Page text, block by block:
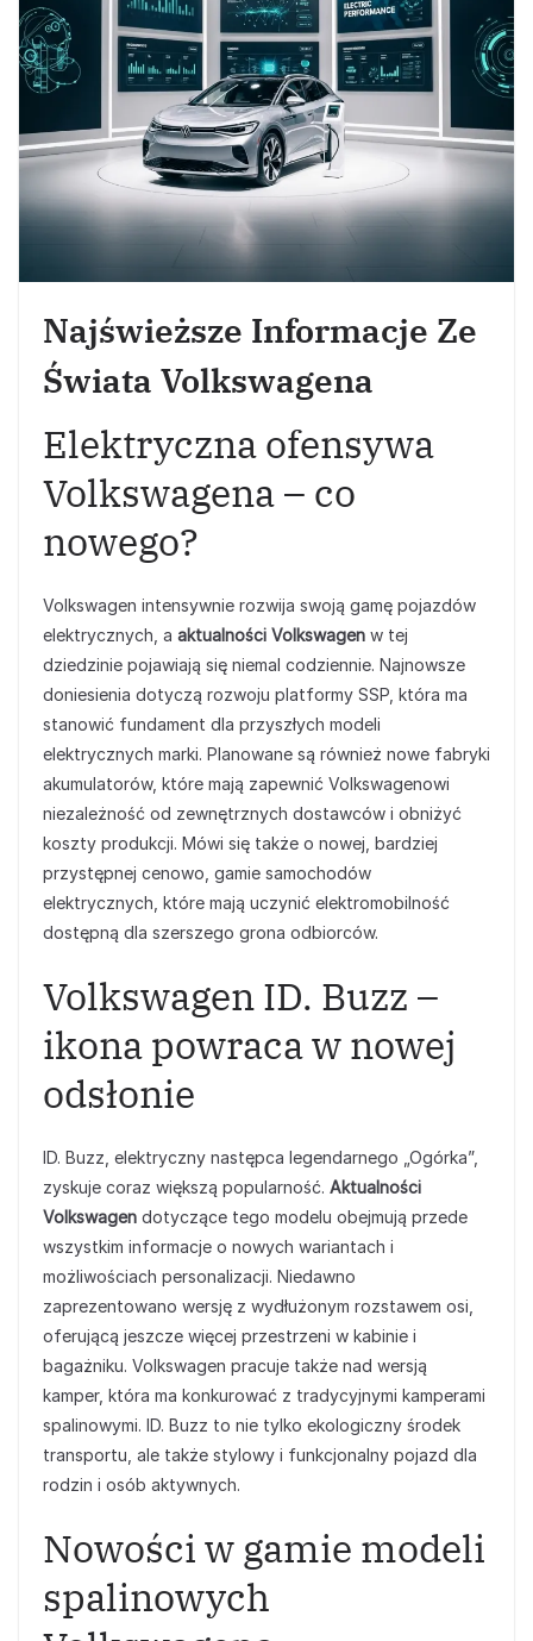
Najświeższe Informacje Ze
Świata Volkswagena
Elektryczna ofensywa
Volkswagena – co
nowego?
Volkswagen intensywnie rozwija swoją gamę pojazdów
elektrycznych, a aktualności Volkswagen w tej
dziedzinie pojawiają się niemal codziennie. Najnowsze
doniesienia dotyczą rozwoju platformy SSP, która ma
stanowić fundament dla przyszłych modeli
elektrycznych marki. Planowane są również nowe fabryki
akumulatorów, które mają zapewnić Volkswagenowi
niezależność od zewnętrznych dostawców i obniżyć
koszty produkcji. Mówi się także o nowej, bardziej
przystępnej cenowo, gamie samochodów
elektrycznych, które mają uczynić elektromobilność
dostępną dla szerszego grona odbiorców.
Volkswagen ID. Buzz –
ikona powraca w nowej
odsłonie
ID. Buzz, elektryczny następca legendarnego „Ogórka”,
zyskuje coraz większą popularność. Aktualności
Volkswagen dotyczące tego modelu obejmują przede
wszystkim informacje o nowych wariantach i
możliwościach personalizacji. Niedawno
zaprezentowano wersję z wydłużonym rozstawem osi,
oferującą jeszcze więcej przestrzeni w kabinie i
bagażniku. Volkswagen pracuje także nad wersją
kamper, która ma konkurować z tradycyjnymi kamperami
spalinowymi. ID. Buzz to nie tylko ekologiczny środek
transportu, ale także stylowy i funkcjonalny pojazd dla
rodzin i osób aktywnych.
Nowości w gamie modeli
spalinowych